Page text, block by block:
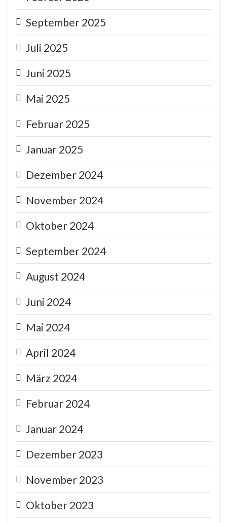
September 2025
Juli 2025
Juni 2025
Mai 2025
Februar 2025
Januar 2025
Dezember 2024
November 2024
Oktober 2024
September 2024
August 2024
Juni 2024
Mai 2024
April 2024
März 2024
Februar 2024
Januar 2024
Dezember 2023
November 2023
Oktober 2023